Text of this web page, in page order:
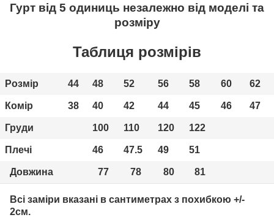
Гурт від 5 одиниць незалежно від моделі та
розміру
Таблиця розмірів
Розмір 44 48 52 56 58 60 62
Комір 38 40 42 44 45 46 47
Груди 100 110 120 122
Плечі 46 47.5 49 51
Довжина 77 78 80 81
Всі заміри вказані в сантиметрах з похибкою +/-
2см.